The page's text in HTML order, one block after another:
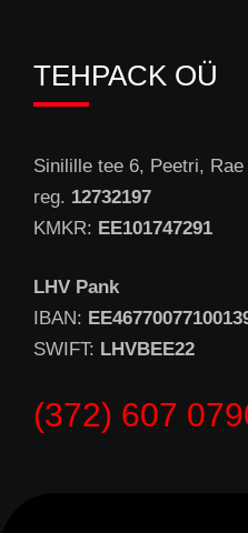
TEHPACK OÜ
Sinilille tee 6, Peetri,
reg. 12732197
KMKR: EE101747291
LHV Pank
IBAN:
SWIFT: LHVBEE22
(372) 607